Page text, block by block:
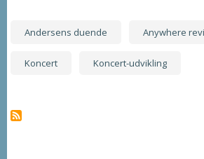
Andersens duende Anywhere
Koncert Koncert-udvikling